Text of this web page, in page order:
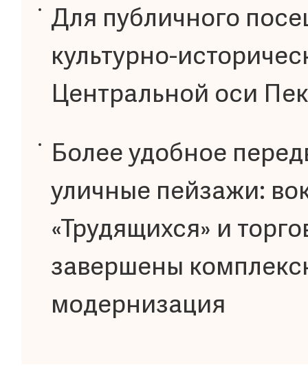
Для публичного
культурно-
Центральной оси
Более удобное
уличные пейзажи:
«Трудящихся» и
завершены
модернизация